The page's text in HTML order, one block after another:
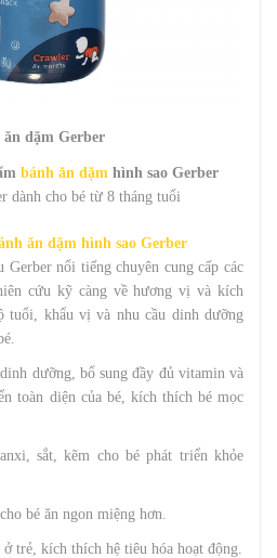
ăn dặm Gerber
bánh ăn dặm hình sao Gerber
dành cho bé từ 8 tháng tuổi
ăn dặm hình sao Gerber
Gerber nổi tiếng chuyên cung cấp các
cứu kỹ càng về hương vị và kích
tuổi, khẩu vị và nhu cầu dinh dưỡng
dưỡng, bổ sung đầy đủ vitamin và
toàn diện của bé, kích thích bé mọc
sắt, kẽm cho bé phát triển khỏe
bé ăn ngon miệng hơn.
trẻ, kích thích hệ tiêu hóa hoạt động.